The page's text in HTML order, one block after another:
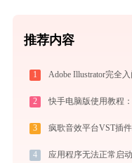
推荐内容
1
2
3 疯歌音效平台VST插
4 应用程序无法正常启